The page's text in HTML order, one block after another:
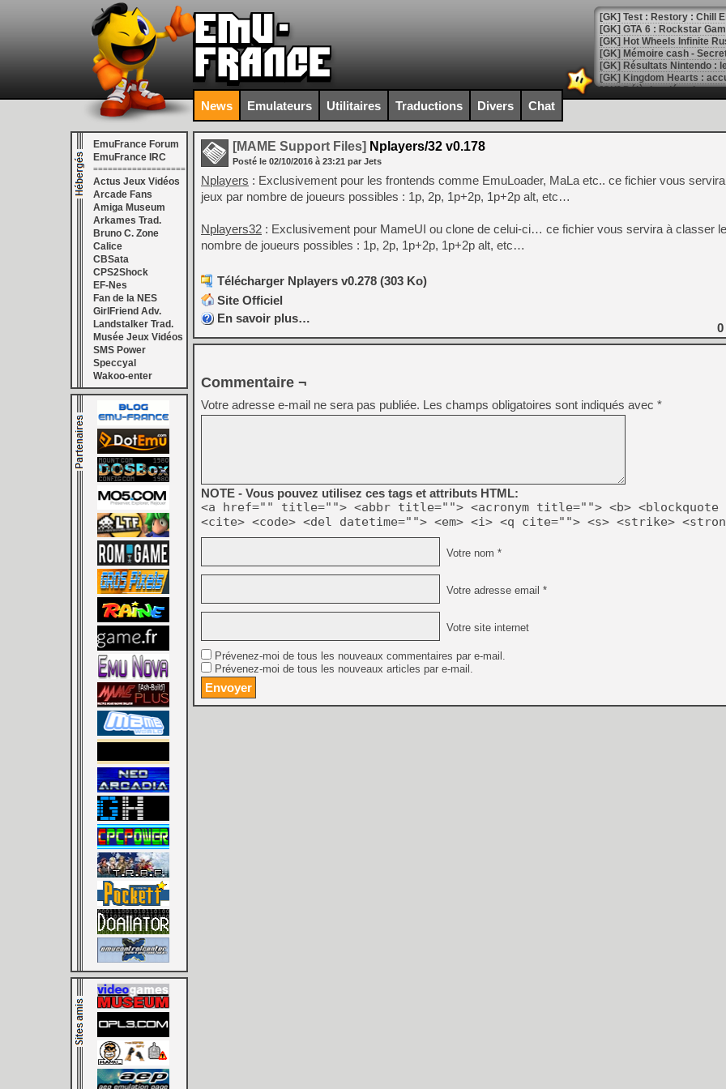
[GK] Test : Restory : Chill
[GK] GTA 6 : Rockstar
[GK] Hot Wheels Infinite
[GK] Mémoire cash -
[GK] Résultats Nintendo :
[GK] Déjà des
[Mo5] Brickboy cherche à
[GK] Minecraft et ses «
[GK] Beast of
[GK] Ubisoft : fin de partie
[GK] Mémoire cash -
[GK] Dan Houser (GTA)
[GK] Comment EA Sports
[GK] Crimson Moon : un
[GK] Isle of Reveries : le
[GK] Moonlighter 2 : The
[GK] Capcom relance
[Mo5] Deux inédits du
[GK] Le beat'em up The
[GK] Endless Legend 2 :
[LS] [PS5] Le WebKit
[GK] Oubliez Crazy Taxi,
[LS] [Switch] NSZ 5.0.0
[GK] No More Room in
[GK] Un chatbot Atelier
[GK] Mémoire cash -
[GK] Nvidia : le prix des
[GK] Suikoden Star Leap
[Mo5] La mini borne
[GK] Pourquoi Marvel
News Emulateurs Utilitaires Traductions Divers Chat
EmuFrance Forum
EmuFrance IRC
===================
Actus Jeux Vidéos
Arcade Fans
Amiga Museum
Arkames Trad.
Bruno C. Zone
Calice
CBSata
CPS2Shock
EF-Nes
Fan de la NES
GirlFriend Adv.
Landstalker Trad.
Musée Jeux Vidéos
SMS Power
Speccyal
Wakoo-enter
[MAME Support Files] Nplayers/32 v0.178
Posté le 02/10/2016 à 23:21 par Jets
Nplayers : Exclusivement pour les frontends comme EmuLoader, MaLa etc.. ce fichier vous
jeux par nombre de joueurs possibles : 1p, 2p, 1p+2p, 1p+2p alt, etc…
Nplayers32 : Exclusivement pour MameUI ou clone de celui-ci… ce fichier vous servira à classer
nombre de joueurs possibles : 1p, 2p, 1p+2p, 1p+2p alt, etc…
Télécharger Nplayers v0.278 (303 Ko)
Site Officiel
En savoir plus…
0
Commentaire ¬
Votre adresse e-mail ne sera pas publiée. Les champs obligatoires sont indiqués avec *
NOTE - Vous pouvez utilisez ces tags et attributs HTML:
<a href="" title=""> <abbr title=""> <acronym title=""> <b> <blockquote
<cite> <code> <del datetime=""> <em> <i> <q cite=""> <s> <strike>
Votre nom *
Votre adresse email *
Votre site internet
Prévenez-moi de tous les nouveaux commentaires par e-mail.
Prévenez-moi de tous les nouveaux articles par e-mail.